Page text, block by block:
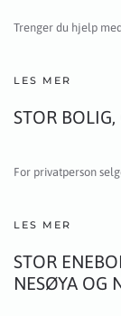
Trenger du hjelp
LES MER
STOR BOLIG,
For privatperson
LES MER
STOR
NESØYA OG